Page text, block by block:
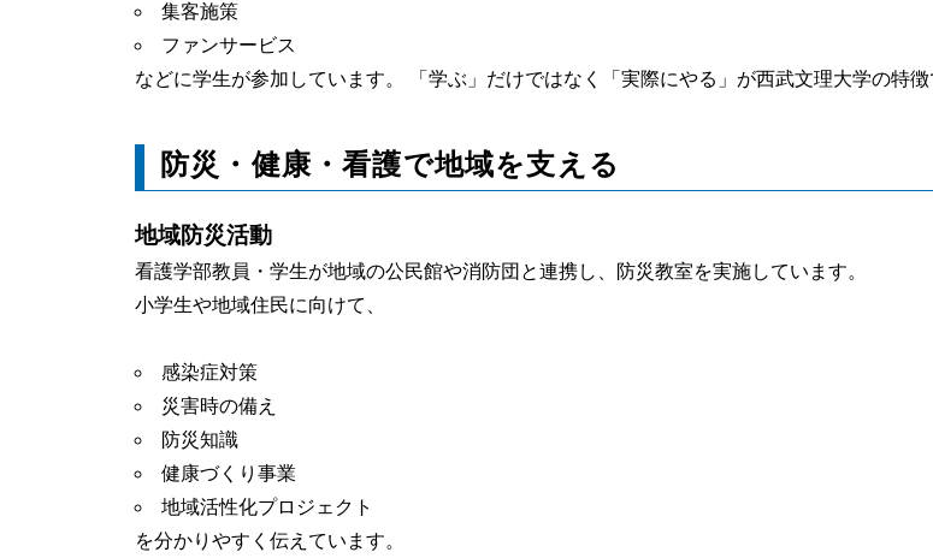
集客施策
ファンサービス
などに学生が参加しています。 「学ぶ」だけではなく「実際にやる」が西武文理大学の特徴
防災・健康・看護で地域を支える
地域防災活動
看護学部教員・学生が地域の公民館や消防団と連携し、防災教室を実施しています。
小学生や地域住民に向けて、
感染症対策
災害時の備え
防災知識
健康づくり事業
地域活性化プロジェクト
を分かりやすく伝えています。